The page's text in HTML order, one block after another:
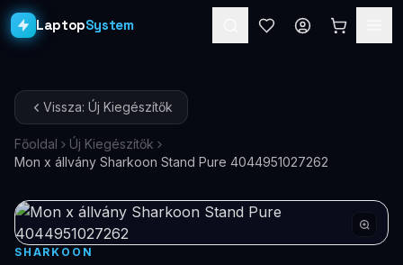
LaptopSystem
Asztali PC-k
Workstation PRO
Monitorok
Dokkolók
Vissza: Új Kiegészítők
Főoldal
Új Kiegészítők
Mon x állvány Sharkoon Stand Pure 4044951027262
SHARKOON